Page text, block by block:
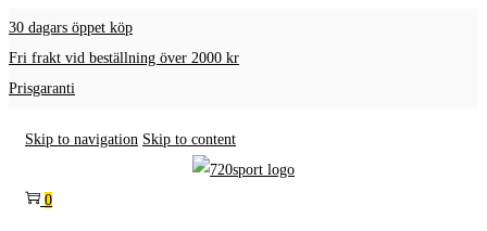
30 dagars öppet köp
Fri frakt vid beställning över 2000 kr
Prisgaranti
Skip to navigation Skip to content
0